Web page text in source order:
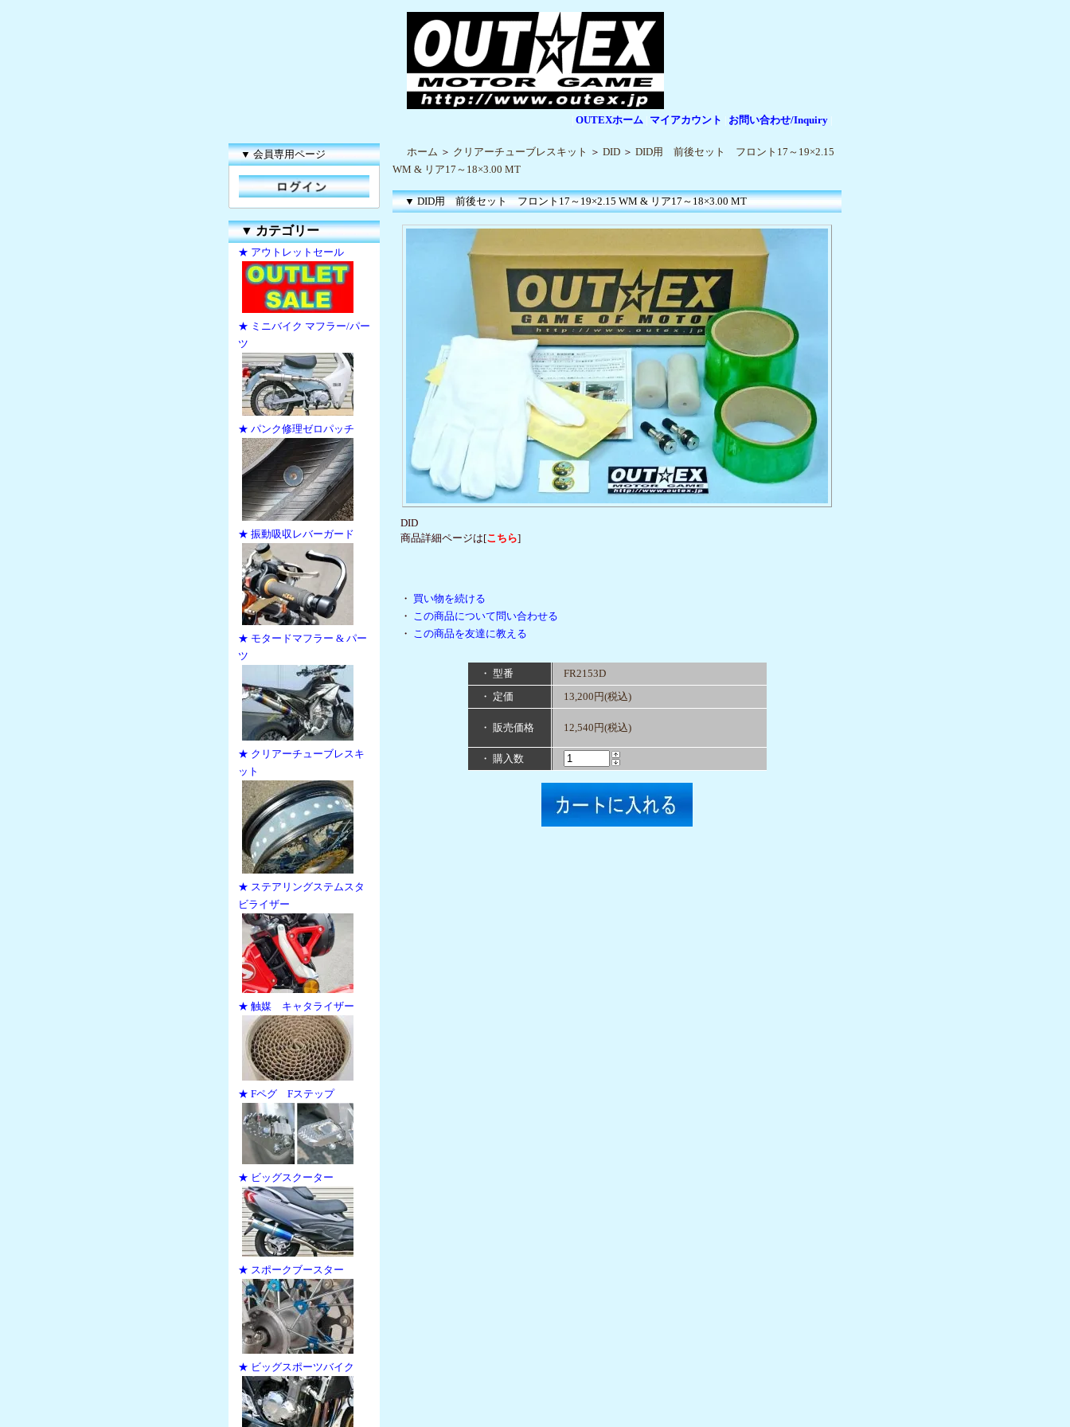
OUTEXホーム マイアカウント お問い合わせ/Inquiry
▼ 会員専用ページ
▼カテゴリー
★ アウトレットセール
★ ミニバイク マフラー/パー
ツ
★ パンク修理ゼロパッチ
★ 振動吸収レバーガード
★ モタードマフラー & パー
ツ
★ クリアーチューブレスキ
ット
★ ステアリングステムスタ
ビライザー
★ 触媒 キャタライザー
★ Fペグ Fステップ
★ ビッグスクーター
★ スポークブースター
★ ビッグスポーツバイク
ホーム ＞ クリアーチューブレスキット ＞ DID ＞ DID用 前後セット フロント17～19×2.15
WM & リア17～18×3.00 MT
▼ DID用 前後セット フロント17～19×2.15 WM & リア17～18×3.00 MT
DID
商品詳細ページは[こちら]
・ 買い物を続ける
・ この商品について問い合わせる
・ この商品を友達に教える
・ 型番
FR2153D
・ 定価
13,200円(税込)
・ 販売価格 12,540円(税込)
・ 購入数